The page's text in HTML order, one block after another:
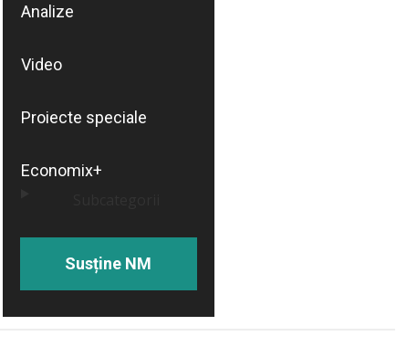
Analize
Video
Proiecte speciale
Economix+
Susține NM